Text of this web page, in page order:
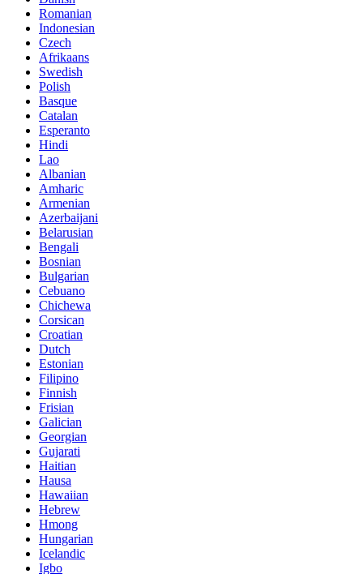
Romanian
Indonesian
Czech
Afrikaans
Swedish
Polish
Basque
Catalan
Esperanto
Hindi
Lao
Albanian
Amharic
Armenian
Azerbaijani
Belarusian
Bengali
Bosnian
Bulgarian
Cebuano
Chichewa
Corsican
Croatian
Dutch
Estonian
Filipino
Finnish
Frisian
Galician
Georgian
Gujarati
Haitian
Hausa
Hawaiian
Hebrew
Hmong
Hungarian
Icelandic
Igbo